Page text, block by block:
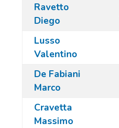
Ravetto
Diego
Lusso
Valentino
De Fabiani
Marco
Cravetta
Massimo